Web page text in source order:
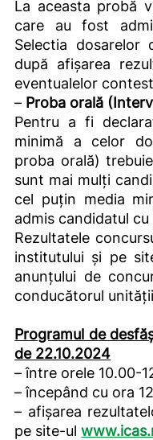
La aceasta probă
care au fost
Selectia dosarelor
după afișarea
eventualelor
– Proba orală
Pentru a fi
minimă a celor
proba orală)
sunt mai mulți
cel puțin media
admis candidatul
Rezultatele
institutului și pe
anunțului de
conducătorul
Programul de
de 22.10.2024
– între orele 10.00-
– începând cu ora
– afișarea
pe site-ul